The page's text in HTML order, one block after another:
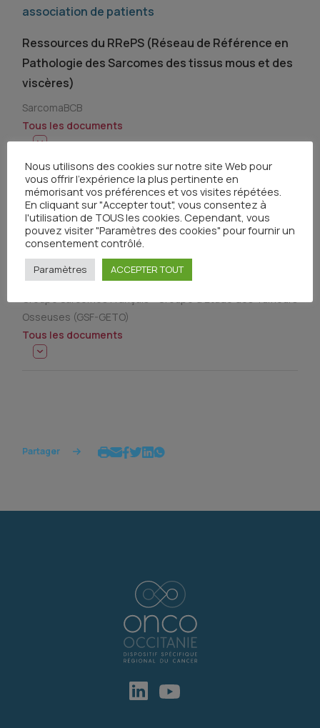
association de patients
Ressources du RRePS (Réseau de Référence en
Pathologie des Sarcomes des tissus mous et des
viscères)
SarcomaBCB
Tous les documents
Société savante, groupe coopérateur,
association de patients
Site internet du Groupe Sarcomes Français –
GETO)
Groupe Sarcomes Français - Groupe d'Etude des Tumeurs
Osseuses (GSF-GETO)
Tous les documents
Partager
Nous utilisons des cookies sur notre site Web pour
vous offrir l'expérience la plus pertinente en
mémorisant vos préférences et vos visites répétées.
En cliquant sur "Accepter tout", vous consentez à
l'utilisation de TOUS les cookies. Cependant, vous
pouvez visiter "Paramètres des cookies" pour fournir un
consentement contrôlé.
Paramètres ACCEPTER TOUT